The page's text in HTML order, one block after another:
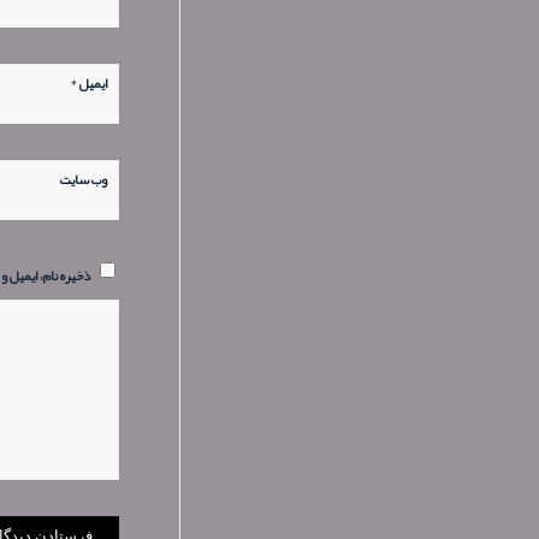
ایمیل*
وب‌ سایت
ذخیره نام،